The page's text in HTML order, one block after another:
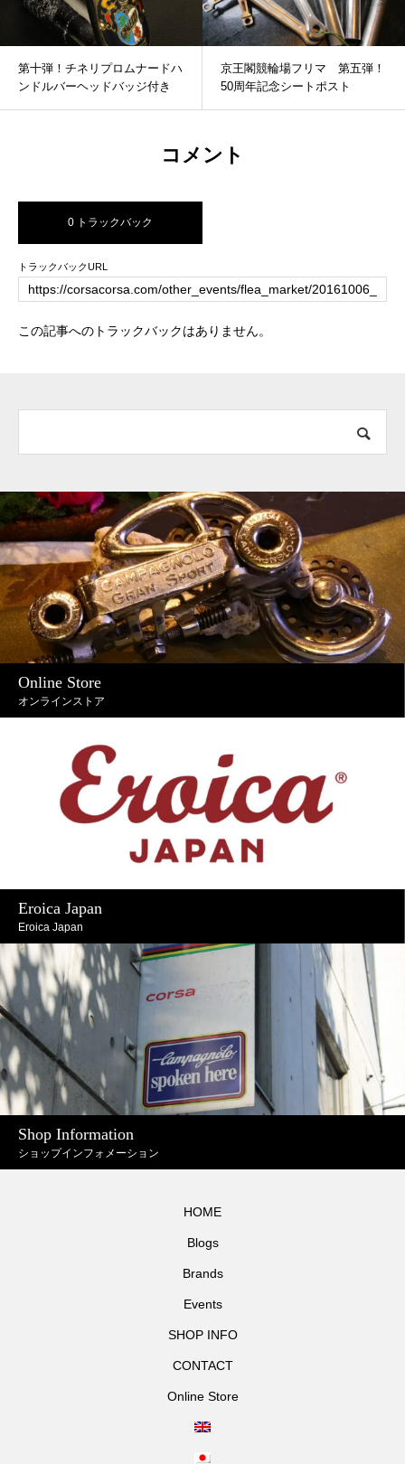
第十弾！チネリプロムナードハ
ンドルバーヘッドバッジ付き
京王閣競輪場フリマ 第五弾！
50周年記念シートポスト
コメント
0 トラックバック
トラックバックURL
この記事へのトラックバックはありません。
Online Store
オンラインストア
Eroica Japan
Eroica Japan
Shop Information
ショップインフォメーション
HOME
Blogs
Brands
Events
SHOP INFO
CONTACT
Online Store